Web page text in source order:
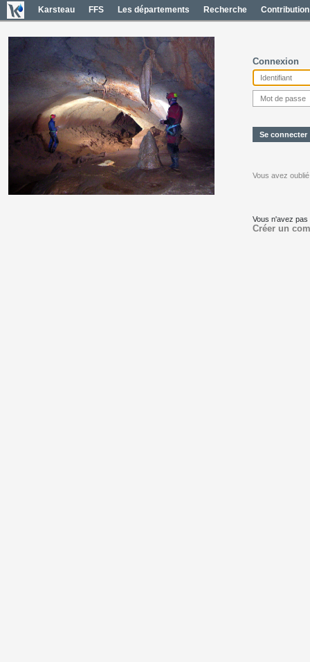
Karsteau FFS Les départements Recherche Contribution
Connexion
Vous avez
Vous n'avez
Créer un